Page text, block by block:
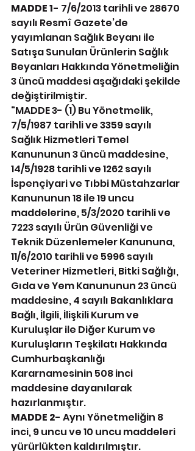
MADDE 1- 7/6/2013 tarihli ve 28670
sayılı Resmî Gazete’de
yayımlanan Sağlık Beyanı ile
Satışa Sunulan Ürünlerin Sağlık
Beyanları Hakkında Yönetmeliğin
3 üncü maddesi aşağıdaki şekilde
değiştirilmiştir.
“MADDE 3- (1) Bu Yönetmelik,
7/5/1987 tarihli ve 3359 sayılı
Sağlık Hizmetleri Temel
Kanununun 3 üncü maddesine,
14/5/1928 tarihli ve 1262 sayılı
İspençiyari ve Tıbbi Müstahzarlar
Kanununun 18 ile 19 uncu
maddelerine, 5/3/2020 tarihli ve
7223 sayılı Ürün Güvenliği ve
Teknik Düzenlemeler Kanununa,
11/6/2010 tarihli ve 5996 sayılı
Veteriner Hizmetleri, Bitki Sağlığı,
Gıda ve Yem Kanununun 23 üncü
maddesine, 4 sayılı Bakanlıklara
Bağlı, İlgili, İlişkili Kurum ve
Kuruluşlar ile Diğer Kurum ve
Kuruluşların Teşkilatı Hakkında
Cumhurbaşkanlığı
Kararnamesinin 508 inci
maddesine dayanılarak
hazırlanmıştır.
MADDE 2- Aynı Yönetmeliğin 8
inci, 9 uncu ve 10 uncu maddeleri
yürürlükten kaldırılmıştır.